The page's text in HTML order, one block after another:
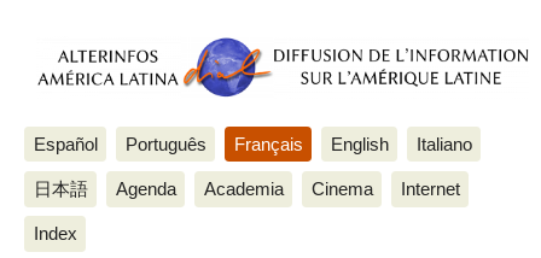
Español Português Français English Italiano
日本語 Agenda Academia Cinema Internet
Index